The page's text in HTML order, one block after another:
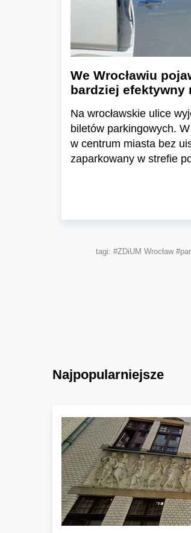
We Wrocławiu
bardziej efektywny
Na wrocławskie ulice
biletów parkingowych.
w centrum miasta bez
zaparkowany w strefie
tagi: #ZDiUM Wrocław
Najpopularniejsze